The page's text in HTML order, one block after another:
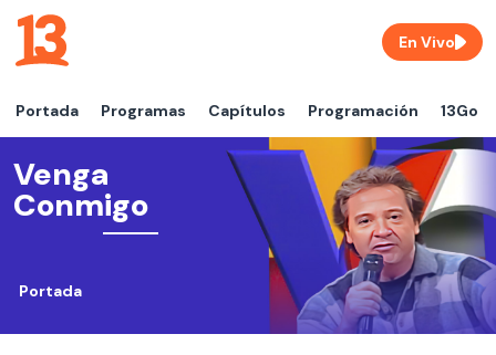
Portada Programas Capítulos Programación 13Go
En Vivo
Venga
Conmigo
Portada